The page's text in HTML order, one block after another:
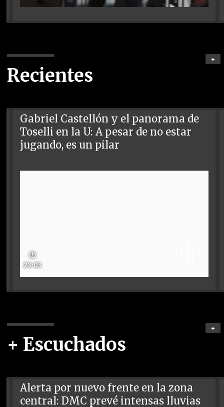
Recientes
+
Gabriel Castellón y el panorama de
Toselli en la U: A pesar de no estar
jugando, es un pilar
🕑
23:03
+ Escuchados
+
Alerta por nuevo frente en la zona
central: DMC prevé intensas lluvias